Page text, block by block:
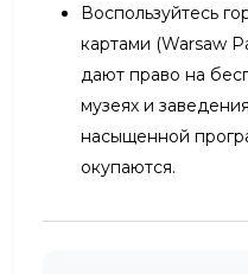
Воспользуйтесь
картами (Warsaw
дают право на
музеях и
насыщенной
окупаются.